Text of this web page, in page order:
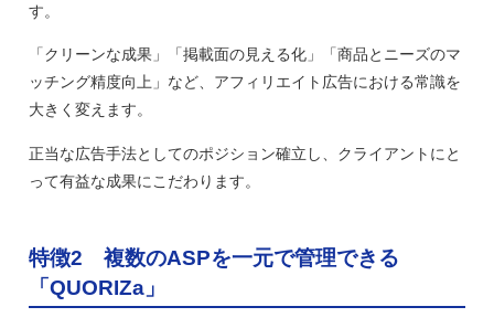
す。
「クリーンな成果」「掲載面の見える化」「商品とニーズのマ
ッチング精度向上」など、アフィリエイト広告における常識を
大きく変えます。
正当な広告手法としてのポジション確立し、クライアントにと
って有益な成果にこだわります。
特徴2 複数のASPを一元で管理できる
「QUORIZa」